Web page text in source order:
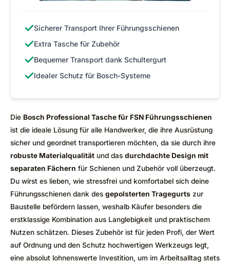
✓Sicherer Transport Ihrer Führungsschienen
✓Extra Tasche für Zubehör
✓Bequemer Transport dank Schultergurt
✓Idealer Schutz für Bosch-Systeme
Die Bosch Professional Tasche für FSN Führungsschienen
ist die ideale Lösung für alle Handwerker, die ihre Ausrüstung
sicher und geordnet transportieren möchten, da sie durch ihre
robuste Materialqualität und das durchdachte Design mit
separaten Fächern für Schienen und Zubehör voll überzeugt.
Du wirst es lieben, wie stressfrei und komfortabel sich deine
Führungsschienen dank des gepolsterten Tragegurts zur
Baustelle befördern lassen, weshalb Käufer besonders die
erstklassige Kombination aus Langlebigkeit und praktischem
Nutzen schätzen. Dieses Zubehör ist für jeden Profi, der Wert
auf Ordnung und den Schutz hochwertigen Werkzeugs legt,
eine absolut lohnenswerte Investition, um im Arbeitsalltag stets